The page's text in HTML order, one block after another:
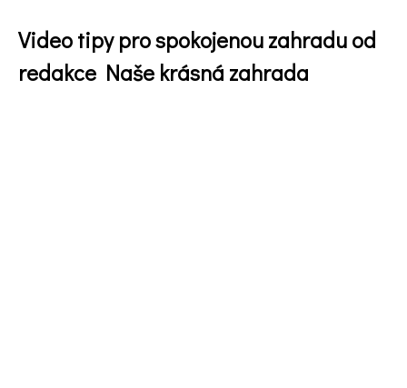
Video tipy pro spokojenou zahradu od
redakce Naše krásná zahrada